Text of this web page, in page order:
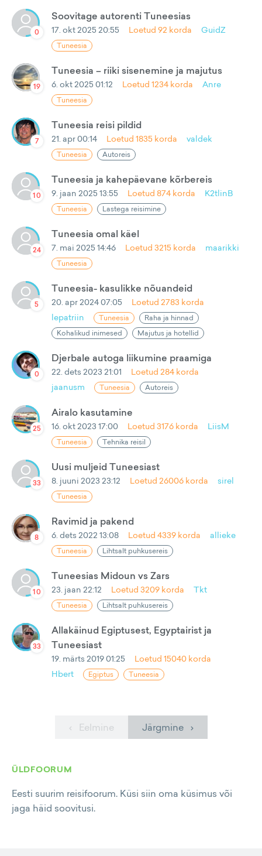
0
Soovitage autorenti Tuneesias
17. okt 2025 20:55 Loetud 92 korda GuidZ
Tuneesia
19
Tuneesia – riiki sisenemine ja majutus
6. okt 2025 01:12 Loetud 1234 korda Anre
Tuneesia
7
Tuneesia reisi pildid
21. apr 00:14 Loetud 1835 korda valdek
Tuneesia Autoreis
10
Tuneesia ja kahepäevane kõrbereis
9. jaan 2025 13:55 Loetud 874 korda K2tlinB
Tuneesia Lastega reisimine
24
Tuneesia omal käel
7. mai 2025 14:46 Loetud 3215 korda maarikki
Tuneesia
5
Tuneesia- kasulikke nõuandeid
20. apr 2024 07:05 Loetud 2783 korda
lepatriin
Tuneesia
Raha ja hinnad
Kohalikud inimesed
Majutus ja hotellid
0
Djerbale autoga liikumine praamiga
22. dets 2023 21:01 Loetud 284 korda
jaanusm
Tuneesia Autoreis
25
Airalo kasutamine
16. okt 2023 17:00 Loetud 3176 korda LiisM
Tuneesia Tehnika reisil
33
Uusi muljeid Tuneesiast
8. juuni 2023 23:12 Loetud 26006 korda sirel
Tuneesia
8
Ravimid ja pakend
6. dets 2022 13:08 Loetud 4339 korda allieke
Tuneesia Lihtsalt puhkusereis
10
Tuneesias Midoun vs Zars
23. jaan 22:12 Loetud 3209 korda Tkt
Tuneesia Lihtsalt puhkusereis
33
Allakäinud Egiptusest, Egyptairist ja
Tuneesiast
19. märts 2019 01:25 Loetud 15040 korda
Hbert
Egiptus Tuneesia
‹ Eelmine Järgmine ›
ÜLDFOORUM
Eesti suurim reisifoorum. Küsi siin oma küsimus või
jaga häid soovitusi.